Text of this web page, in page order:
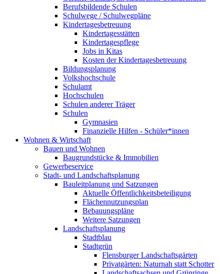
Berufsbildende Schulen
Schulwege / Schulwegpläne
Kindertagesbetreuung
Kindertagesstätten
Kindertagespflege
Jobs in Kitas
Kosten der Kindertagesbetreuung
Bildungsplanung
Volkshochschule
Schulamt
Hochschulen
Schulen anderer Träger
Schulen
Gymnasien
Finanzielle Hilfen - Schüler*innen
Wohnen & Wirtschaft
Bauen und Wohnen
Baugrundstücke & Immobilien
Gewerbeservice
Stadt- und Landschaftsplanung
Bauleitplanung und Satzungen
Aktuelle Öffentlichkeitsbeteiligung
Flächennutzungsplan
Bebauungspläne
Weitere Satzungen
Landschaftsplanung
Stadtblau
Stadtgrün
Flensburger Landschaftsgärten
Privatgärten: Naturnah statt Schotter